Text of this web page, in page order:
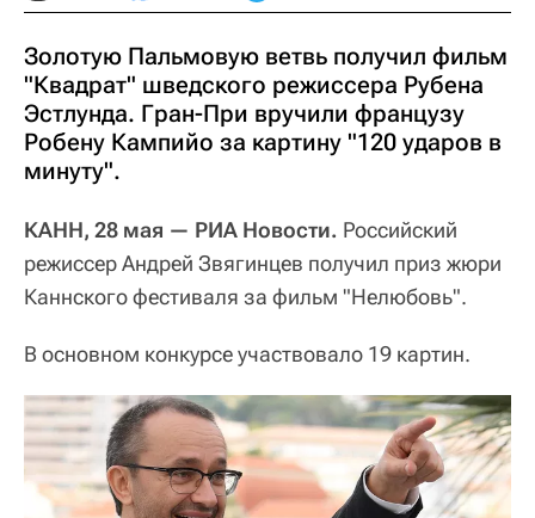
Золотую Пальмовую ветвь получил фильм
"Квадрат" шведского режиссера Рубена
Эстлунда. Гран-При вручили французу
Робену Кампийо за картину "120 ударов в
минуту".
КАНН, 28 мая — РИА Новости. Российский
режиссер Андрей Звягинцев получил приз жюри
Каннского фестиваля за фильм "Нелюбовь".
В основном конкурсе участвовало 19 картин.